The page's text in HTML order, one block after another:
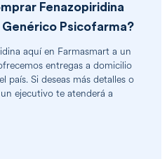
Fenazopiridina
Psicofarma?
aquí en Farmasmart a un
entregas a domicilio
país. Si deseas más detalles o
ejecutivo te atenderá a